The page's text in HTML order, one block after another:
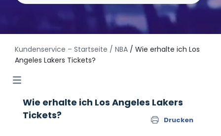
Kundenservice – Startseite / NBA / Wie erhalte ich Los
Angeles Lakers Tickets?
Wie erhalte ich Los Angeles Lakers
Tickets?
Drucken